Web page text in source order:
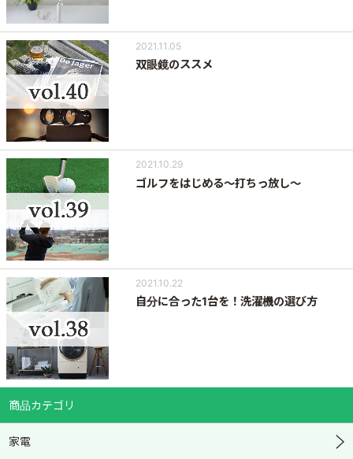
2021.11.05
双眼鏡のススメ
2021.10.29
ゴルフをはじめる～打ちっ放し～
2021.10.22
自分に合った1台を！洗濯機の選び方
商品カテゴリ
家電